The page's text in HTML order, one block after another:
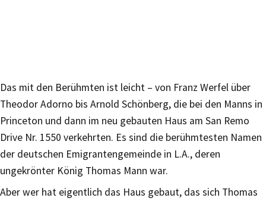
Das mit den Berühmten ist leicht – von Franz Werfel über
Theodor Adorno bis Arnold Schönberg, die bei den Manns in
Princeton und dann im neu gebauten Haus am San Remo
Drive Nr. 1550 verkehrten. Es sind die berühmtesten Namen
der deutschen Emigrantengemeinde in L.A., deren
ungekrönter König Thomas Mann war.
Aber wer hat eigentlich das Haus gebaut, das sich Thomas